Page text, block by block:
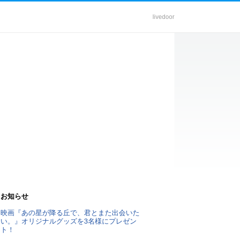
livedoor
お知らせ
映画『あの星が降る丘で、君とまた出会いた
い。』オリジナルグッズを3名様にプレゼン
ト！